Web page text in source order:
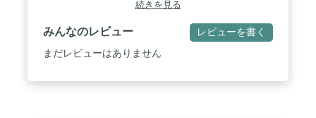
続きを見る
みんなのレビュー レビューを書く
まだレビューはありません